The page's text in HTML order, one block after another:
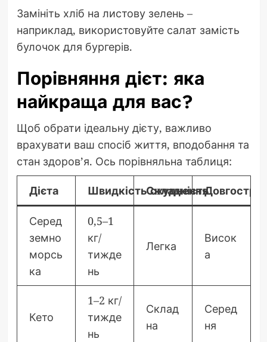
Замініть хліб на листову зелень –
наприклад, використовуйте салат замість
булочок для бургерів.
Порівняння дієт: яка
найкраща для вас?
Щоб обрати ідеальну дієту, важливо
врахувати ваш спосіб життя, вподобання та
стан здоров’я. Ось порівняльна таблиця:
Дієта Швидкість схуднення
Складність
Серед
земно
морсь
ка
0,5–1
кг/
тижде
нь
Легка
Висок
а
Кето
1–2 кг/
тижде
нь
Склад
на
Серед
ня